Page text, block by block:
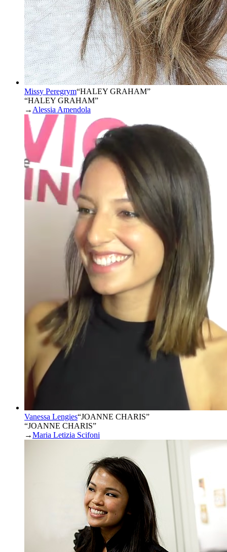
Missy Peregrym“HALEY GRAHAM”
“HALEY GRAHAM”
→ Alessia Amendola
Vanessa Lengies“JOANNE CHARIS”
“JOANNE CHARIS”
→Maria Letizia Scifoni